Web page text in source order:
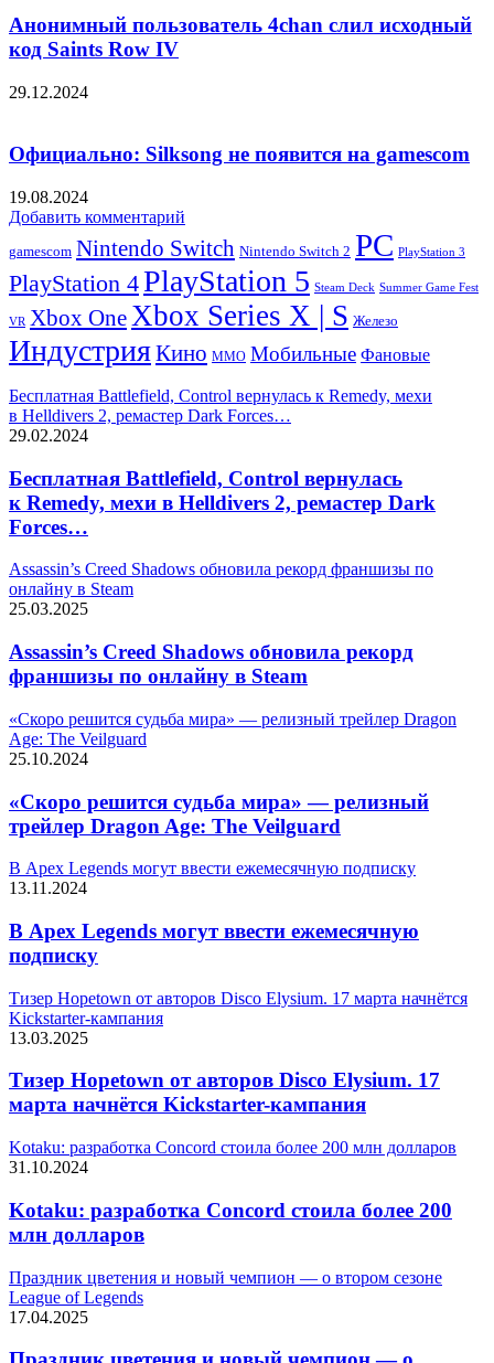
Анонимный пользователь 4chan слил исходный
код Saints Row IV
29.12.2024
Официально: Silksong не появится на gamescom
19.08.2024
Добавить комментарий
gamescom Nintendo Switch Nintendo Switch 2 PC PlayStation 3
PlayStation 4PlayStation 5 Steam Deck Summer Game Fest
VR Xbox OneXbox Series X | S Железо
ИндустрияКино ММО Мобильные Фановые
Бесплатная Battlefield, Control вернулась к Remedy, мехи
в Helldivers 2, ремастер Dark Forces…
29.02.2024
Бесплатная Battlefield, Control вернулась
к Remedy, мехи в Helldivers 2, ремастер Dark
Forces…
Assassin’s Creed Shadows обновила рекорд франшизы по
онлайну в Steam
25.03.2025
Assassin’s Creed Shadows обновила рекорд
франшизы по онлайну в Steam
«Скоро решится судьба мира» — релизный трейлер Dragon
Age: The Veilguard
25.10.2024
«Скоро решится судьба мира» — релизный
трейлер Dragon Age: The Veilguard
В Apex Legends могут ввести ежемесячную подписку
13.11.2024
В Apex Legends могут ввести ежемесячную
подписку
Тизер Hopetown от авторов Disco Elysium. 17 марта начнётся
Kickstarter-кампания
13.03.2025
Тизер Hopetown от авторов Disco Elysium. 17
марта начнётся Kickstarter-кампания
Kotaku: разработка Concord стоила более 200 млн долларов
31.10.2024
Kotaku: разработка Concord стоила более 200
млн долларов
Праздник цветения и новый чемпион — о втором сезоне
League of Legends
17.04.2025